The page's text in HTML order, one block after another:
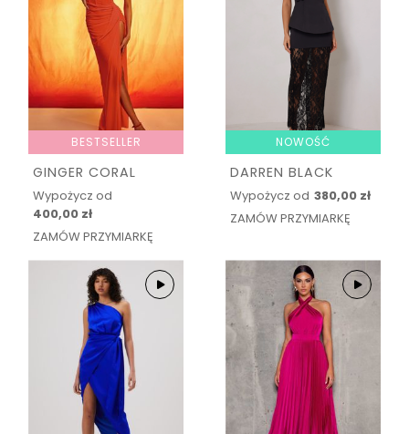
BESTSELLER
GINGER CORAL
Wypożycz od
400,00 zł
ZAMÓW PRZYMIARKĘ
NOWOŚĆ
DARREN BLACK
Wypożycz od 380,00 zł
ZAMÓW PRZYMIARKĘ